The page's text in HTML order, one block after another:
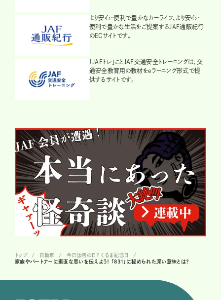
より安心・便利で豊かなカーライフ、より安心・
便利で豊かな生活をご提案するJAF通販紀行
のECサイトです。
「JAFトレ」ことJAF交通安全トレーニングは、交
通安全教育用の教材をeラーニング形式で提
供するサイトです。
トップ 自動車
今日は何の日？ くるま記念日
家族やパートナーに素直な思いを伝えよう！ 「831」に秘められた深い意味とは？